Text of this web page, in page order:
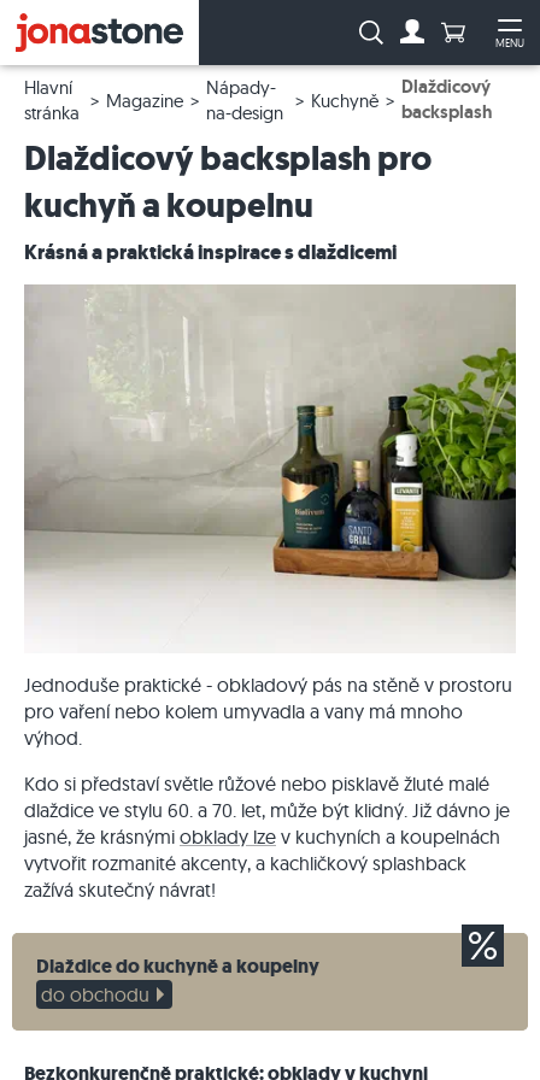
MENU
Vyhledávání:Počet
Hlavní
stránka
Magazine
Nápady-
na-design
Kuchyně
Dlaždicový
backsplash
Dlaždicový backsplash pro
kuchyň a koupelnu
Krásná a praktická inspirace s dlaždicemi
Jednoduše praktické - obkladový pás na stěně v prostoru
pro vaření nebo kolem umyvadla a vany má mnoho
výhod.
Kdo si představí světle růžové nebo pisklavě žluté malé
dlaždice ve stylu 60. a 70. let, může být klidný. Již dávno je
jasné, že krásnými obklady lze v kuchyních a koupelnách
vytvořit rozmanité akcenty, a kachličkový splashback
zažívá skutečný návrat!
Dlaždice do kuchyně a koupelny
do obchodu
Bezkonkurenčně praktické: obklady v kuchyni